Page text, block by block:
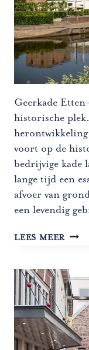
Geerkade
historische
voort op de
bedrijvige kade
lange tijd een
afvoer van
een levendig
LEES MEER